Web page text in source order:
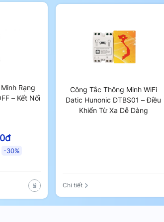
thụ thông qua ứng dụng trên điện
Rạng
– Kết Nối
-30%
Công Tắc Thông Minh WiFi
Datic Hunonic DTBS01 – Điều
Khiển Từ Xa Dễ Dàng
Chi tiết